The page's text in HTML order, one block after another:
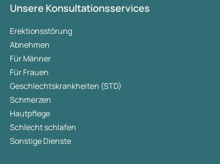
Unsere Konsultationsservices
Erektionsstörung
Abnehmen
Für Männer
Für Frauen
Geschlechtskrankheiten (STD)
Schmerzen
Hautpflege
Schlecht schlafen
Sonstige Dienste